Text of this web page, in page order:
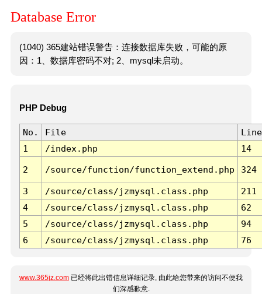
Database Error
(1040) 365建站错误警告：连接数据库失败，可能的原
因：1、数据库密码不对; 2、mysql未启动。
PHP Debug
No. File
Line
1
/index.php 14
2 /source/function/function_extend.php 324
3 /source/class/jzmysql.class.php
211
4
/source/class/jzmysql.class.php
62
5
/source/class/jzmysql.class.php
94
6
/source/class/jzmysql.class.php 76
www.365jz.com 已经将此出错信息详细记录, 由此给您带来的访问不便我
们深感歉意.